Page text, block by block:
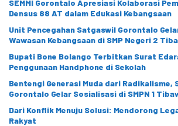
SEMMI Gorontalo Apresiasi Kolaborasi
Densus 88 AT dalam Edukasi Kebangsaan
Unit Pencegahan Satgaswil Gorontalo
Wawasan Kebangsaan di SMP Negeri 2
Bupati Bone Bolango Terbitkan Surat
Penggunaan Handphone di Sekolah
Bentengi Generasi Muda dari Radikalisme,
Gorontalo Gelar Sosialisasi di SMPN 1
Dari Konflik Menuju Solusi: Mendorong
Rakyat